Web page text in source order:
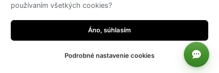
Z odberu newsettra sa môžete kedykoľvek odhlásiť.
používaním všetkých cookies?
Áno, súhlasím
Podrobné nastavenie cookies